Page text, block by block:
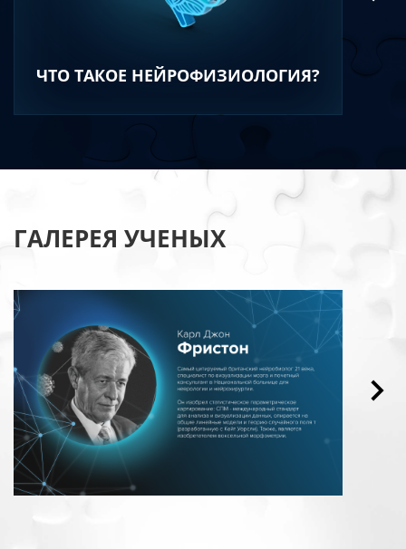
ЧТО ТАКОЕ НЕЙРОФИЗИОЛОГИЯ?
ГАЛЕРЕЯ УЧЕНЫХ